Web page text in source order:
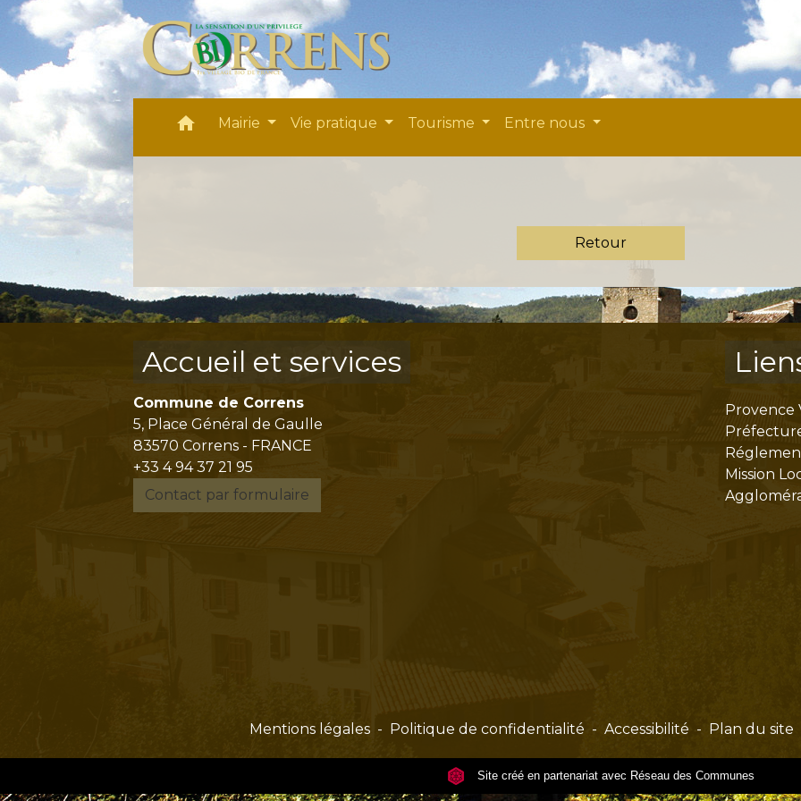
home Mairie Vie pratique Tourisme Entre nous
Retour
Accueil et services
Commune de Correns
5, Place Général de Gaulle
83570 Correns - FRANCE
+33 4 94 37 21 95
Contact par formulaire
Provence
Mission
Mentions légales - Politique de confidentialité - Accessibilité - Plan du site
Site créé en partenariat avec Réseau des Communes